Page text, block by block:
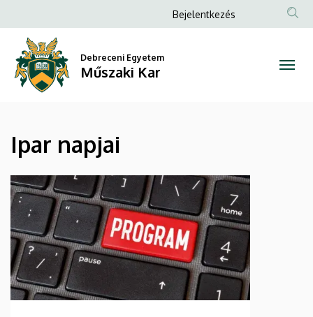
napjai
Műszaki
a
tartalomra
Anonim
Bejelentkezés
Debreceni Egyetem
Műszaki Kar
Ipar napjai